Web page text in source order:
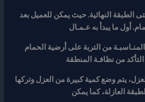
الطبقة النهائية. حيث يمكن للعميل بعد
أول ما يبدأ به عـمـال
من التربة على أرضية الحمام
من نظافـة المنطقة
يتم وضع كمية كبيرة من العزل وتركها
العازلة، كما يمكن